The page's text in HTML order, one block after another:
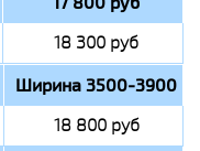
18 300 руб
Ширина 3500-3900
18 800 руб